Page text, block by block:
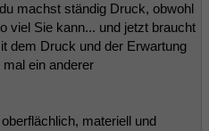
machst ständig Druck, obwohl
viel Sie kann... und jetzt braucht
dem Druck und der Erwartung
ein anderer
materiell und